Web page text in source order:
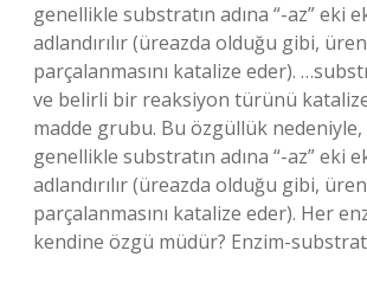
genellikle substratın adına “-az” eki
adlandırılır (üreazda olduğu gibi,
parçalanmasını katalize eder).
ve belirli bir reaksiyon türünü
madde grubu. Bu özgüllük
genellikle substratın adına “-az” eki
adlandırılır (üreazda olduğu gibi,
parçalanmasını katalize eder). Her
kendine özgü müdür? Enzim-